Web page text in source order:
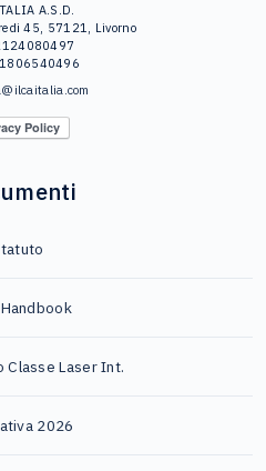
A.S.D.
45, 57121, Livorno
Classe Laser Int.
2026